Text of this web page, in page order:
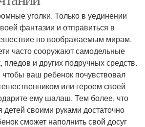
уголки. Только в уединении
фантазии и отправиться в
по воображаемым мирам.
часто сооружают самодельные
и других подручных средств.
ваш ребенок почувствовал
или героем своей
ему шалаш. Тем более, что
своими руками достаточно
сможет наполнить свой досуг